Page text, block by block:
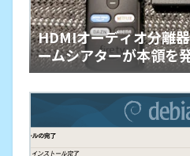
HDMIオーディオ分離
ームシアターが本領を
慄